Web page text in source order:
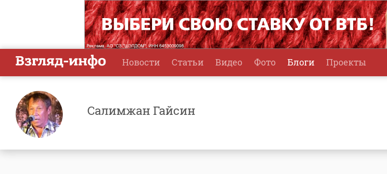
Новости Статьи Видео Фото Блоги Проекты
Салимжан Гайсин